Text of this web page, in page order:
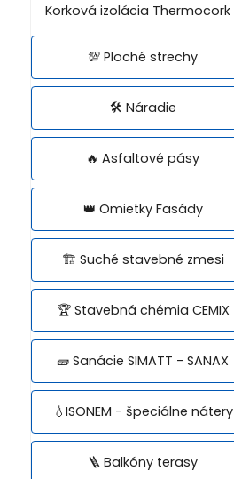
Korková izolácia Thermocork
💯 Ploché strechy
🛠️ Náradie
🔥 Asfaltové pásy
👑 Omietky Fasády
🏗️ Suché stavebné zmesi
🏆 Stavebná chémia CEMIX
🧱 Sanácie SIMATT - SANAX
💧ISONEM - špeciálne nátery
🪜 Balkóny terasy